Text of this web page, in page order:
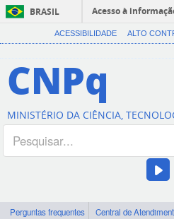
BRASIL
Acesso à
ACESSIBILIDADE ALTO
CNPq
MINISTÉRIO DA CIÊNCIA,
Perguntas frequentes Central de